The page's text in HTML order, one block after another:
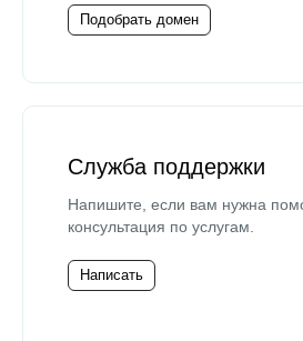
Подобрать домен
Служба поддержки
Напишите, если вам нужна
консультация по услугам.
Написать